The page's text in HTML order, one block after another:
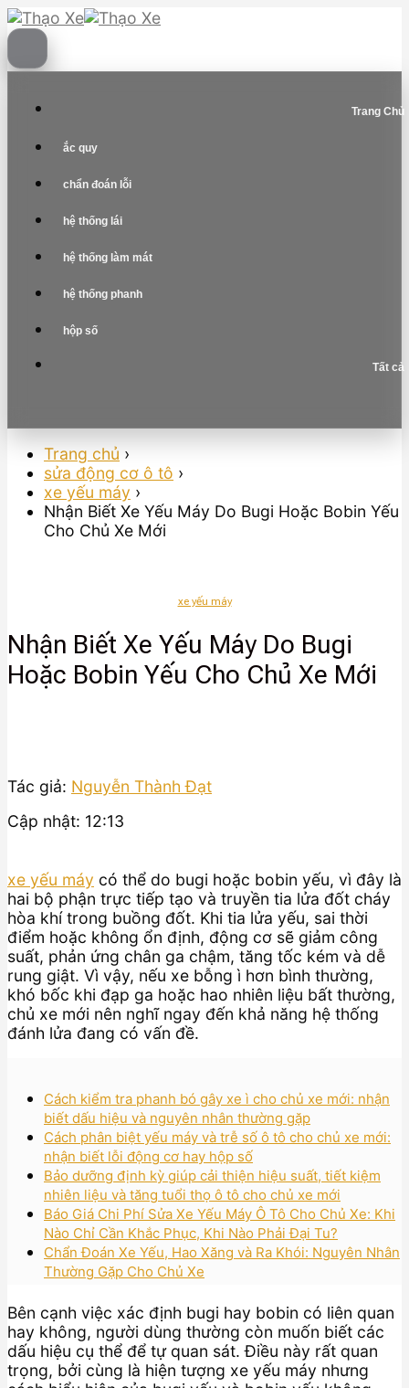
Skip
to
content
Trang Chủ
ắc quy
chẩn đoán lỗi
hệ thống lái
hệ thống làm mát
hệ thống phanh
hộp số
Tất cả
Trang chủ ›
sửa động cơ ô tô ›
xe yếu máy ›
Nhận Biết Xe Yếu Máy Do Bugi Hoặc Bobin Yếu
Cho Chủ Xe Mới
xe yếu máy
Nhận Biết Xe Yếu Máy Do Bugi
Hoặc Bobin Yếu Cho Chủ Xe Mới
Tác giả: Nguyễn Thành Đạt
Cập nhật: 12:13
xe yếu máy có thể do bugi hoặc bobin yếu, vì đây là
hai bộ phận trực tiếp tạo và truyền tia lửa đốt cháy
hòa khí trong buồng đốt. Khi tia lửa yếu, sai thời
điểm hoặc không ổn định, động cơ sẽ giảm công
suất, phản ứng chân ga chậm, tăng tốc kém và dễ
rung giật. Vì vậy, nếu xe bỗng ì hơn bình thường,
khó bốc khi đạp ga hoặc hao nhiên liệu bất thường,
chủ xe mới nên nghĩ ngay đến khả năng hệ thống
đánh lửa đang có vấn đề.
Cách kiểm tra phanh bó gây xe ì cho chủ xe mới: nhận
biết dấu hiệu và nguyên nhân thường gặp
Cách phân biệt yếu máy và trễ số ô tô cho chủ xe mới:
nhận biết lỗi động cơ hay hộp số
Bảo dưỡng định kỳ giúp cải thiện hiệu suất, tiết kiệm
nhiên liệu và tăng tuổi thọ ô tô cho chủ xe mới
Báo Giá Chi Phí Sửa Xe Yếu Máy Ô Tô Cho Chủ Xe: Khi
Nào Chỉ Cần Khắc Phục, Khi Nào Phải Đại Tu?
Chẩn Đoán Xe Yếu, Hao Xăng và Ra Khói: Nguyên Nhân
Thường Gặp Cho Chủ Xe
Bên cạnh việc xác định bugi hay bobin có liên quan
hay không, người dùng thường còn muốn biết các
dấu hiệu cụ thể để tự quan sát. Điều này rất quan
trọng, bởi cùng là hiện tượng xe yếu máy nhưng